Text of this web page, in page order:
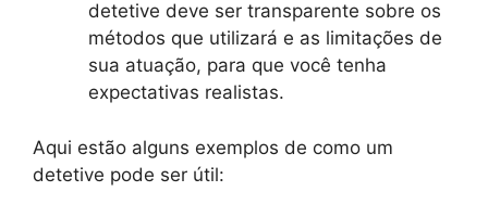
detetive deve ser transparente sobre os
métodos que utilizará e as limitações de
sua atuação, para que você tenha
expectativas realistas.
Aqui estão alguns exemplos de como um
detetive pode ser útil: